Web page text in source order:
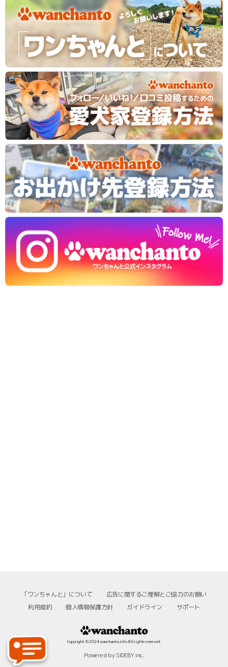
「ワンちゃんと」について
広告に関するご理解とご協力のお願い
利用規約
個人情報保護方針 ガイドライン サポート
Copyright © 2024 wanchanto.info All rights reserved.
Powered by SIDEBY inc.